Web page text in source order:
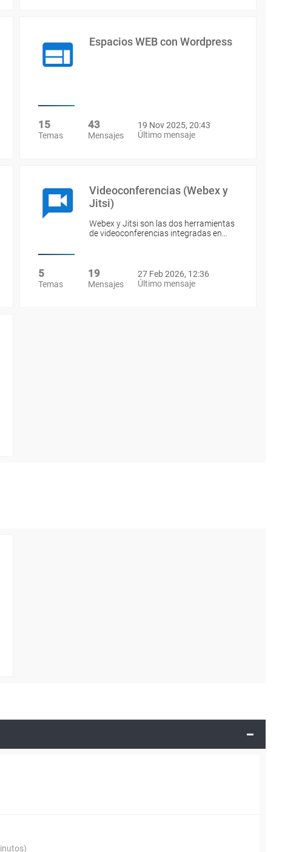
Espacios WEB con Wordpress
15
Temas
43
Mensajes
19 Nov 2025, 20:43
Último mensaje
Videoconferencias (Webex y
Jitsi)
Webex y Jitsi son las dos herramientas
de videoconferencias integradas en…
5
Temas
19
Mensajes
27 Feb 2026, 12:36
Último mensaje